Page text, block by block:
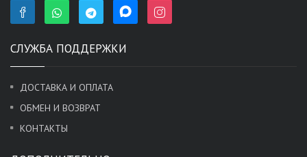
СЛУЖБА ПОДДЕРЖКИ
ДОСТАВКА И ОПЛАТА
ОБМЕН И ВОЗВРАТ
КОНТАКТЫ